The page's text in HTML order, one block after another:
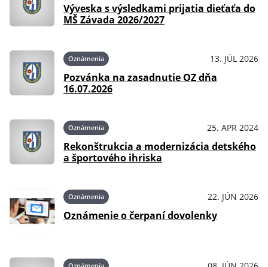
Výveska s výsledkami prijatia dieťaťa do
MŠ Závada 2026/2027
Oznámenia 13. JÚL 2026
Pozvánka na zasadnutie OZ dňa
16.07.2026
Oznámenia 25. APR 2024
Rekonštrukcia a modernizácia detského
a športového ihriska
Oznámenia 22. JÚN 2026
Oznámenie o čerpaní dovolenky